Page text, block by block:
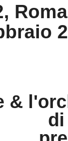
&
di